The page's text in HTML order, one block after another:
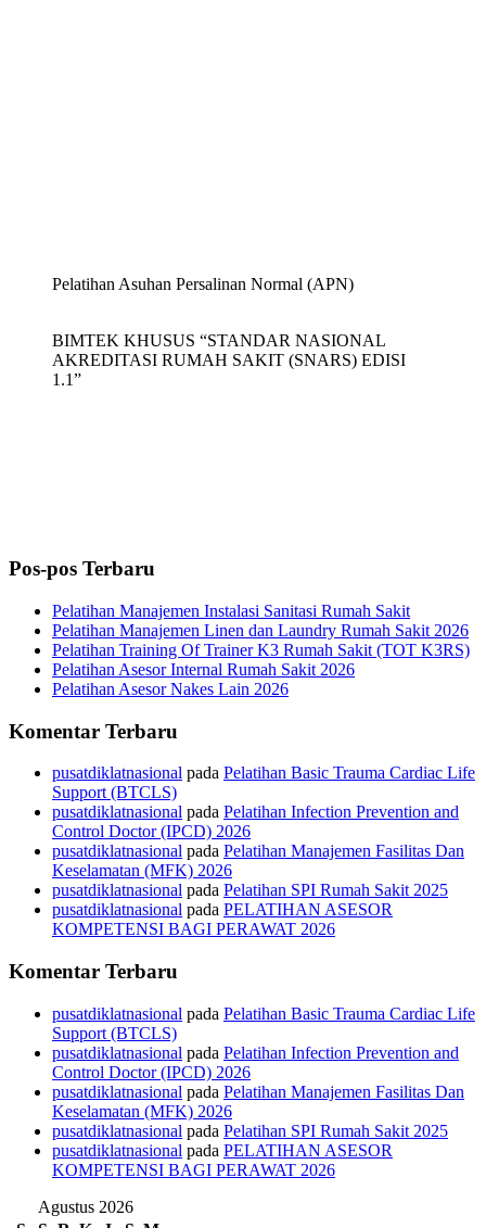
Pelatihan Asuhan Persalinan Normal (APN)
BIMTEK KHUSUS “STANDAR NASIONAL
AKREDITASI RUMAH SAKIT (SNARS) EDISI
1.1”
Pos-pos Terbaru
Pelatihan Manajemen Instalasi Sanitasi Rumah Sakit
Pelatihan Manajemen Linen dan Laundry Rumah Sakit 2026
Pelatihan Training Of Trainer K3 Rumah Sakit (TOT K3RS)
Pelatihan Asesor Internal Rumah Sakit 2026
Pelatihan Asesor Nakes Lain 2026
Komentar Terbaru
pusatdiklatnasional pada Pelatihan Basic Trauma Cardiac Life
Support (BTCLS)
pusatdiklatnasional pada Pelatihan Infection Prevention and
Control Doctor (IPCD) 2026
pusatdiklatnasional pada Pelatihan Manajemen Fasilitas Dan
Keselamatan (MFK) 2026
pusatdiklatnasional pada Pelatihan SPI Rumah Sakit 2025
pusatdiklatnasional pada PELATIHAN ASESOR
KOMPETENSI BAGI PERAWAT 2026
Komentar Terbaru
pusatdiklatnasional pada Pelatihan Basic Trauma Cardiac Life
Support (BTCLS)
pusatdiklatnasional pada Pelatihan Infection Prevention and
Control Doctor (IPCD) 2026
pusatdiklatnasional pada Pelatihan Manajemen Fasilitas Dan
Keselamatan (MFK) 2026
pusatdiklatnasional pada Pelatihan SPI Rumah Sakit 2025
pusatdiklatnasional pada PELATIHAN ASESOR
KOMPETENSI BAGI PERAWAT 2026
Agustus 2026